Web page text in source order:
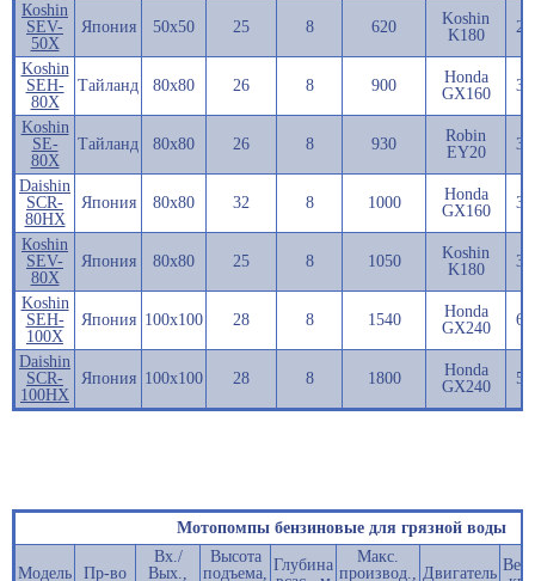
Кoshin
SEV-
50X
Япония 50х50 25 8 620
Koshin
K180
24
Koshin
SEH-
80X
Тайланд 80х80 26 8 900
Honda
GX160
34
Koshin
SE-
80X
Тайланд 80х80 26 8 930
Robin
EY20
34
Daishin
SCR-
80HX
Япония 80х80 32 8 1000
Honda
GX160
30
Кoshin
SEV-
80X
Япония 80х80 25 8 1050
Koshin
K180
30
Koshin
SEH-
100X
Япония 100х100 28 8 1540
Honda
GX240
66
Daishin
SCR-
100HX
Япония 100х100 28 8 1800
Honda
GX240
50
Мотопомпы бензиновые для грязной воды
Модель Пр-во
Вх./
Вых.,
Высота
подъема, Глубина
Макс.
производ., Двигатель Вес,